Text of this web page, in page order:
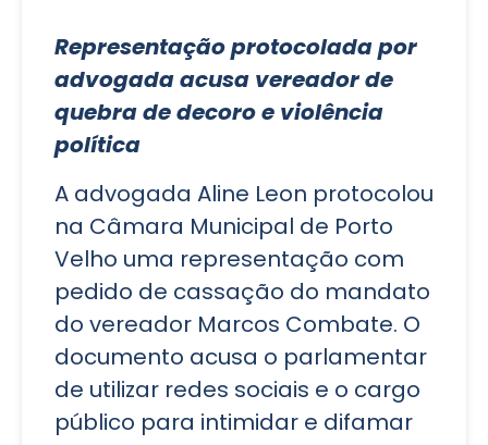
Representação protocolada por
advogada acusa vereador de
quebra de decoro e violência
política
A advogada Aline Leon protocolou
na Câmara Municipal de Porto
Velho uma representação com
pedido de cassação do mandato
do vereador Marcos Combate. O
documento acusa o parlamentar
de utilizar redes sociais e o cargo
público para intimidar e difamar